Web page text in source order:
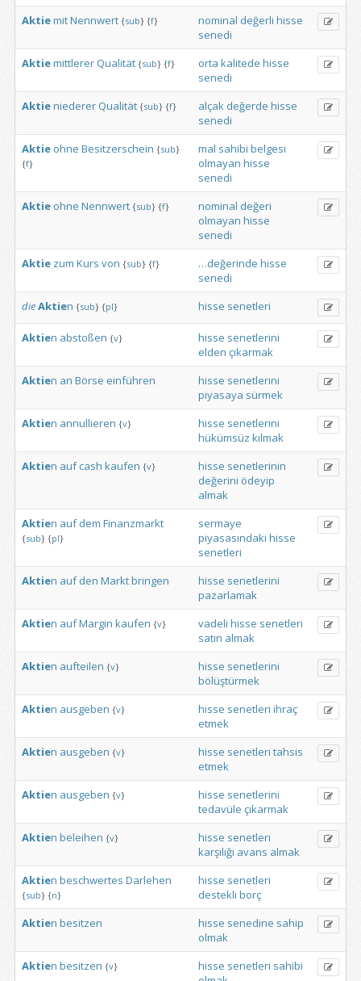
AktiemitNennwert {sub} {f} nominal değerli hisse
senedi
Aktiemittlerer Qualität {sub} {f} orta kalitede hisse
senedi
Aktieniederer Qualität {sub} {f} alçak değerde hisse
senedi
Aktie ohne Besitzerschein {sub}
{f}
mal sahibi belgesi
olmayan hisse
senedi
Aktie ohne Nennwert {sub} {f} nominal değeri
olmayan hisse
senedi
Aktie zum Kurs von {sub} {f} …değerinde hisse
senedi
dieAktien {sub} {pl} hisse senetleri
Aktien abstoßen {v} hisse senetlerini
elden çıkarmak
Aktien an Börse einführen hisse senetlerini
piyasaya sürmek
Aktien annullieren {v} hisse senetlerini
hükümsüz kılmak
Aktien auf cash kaufen {v} hisse senetlerinin
değerini ödeyip
almak
Aktien auf dem Finanzmarkt
{sub} {pl}
sermaye
piyasasındaki hisse
senetleri
Aktien auf den Marktbringen hisse senetlerini
pazarlamak
Aktien aufMargin kaufen {v} vadeli hisse senetleri
satın almak
Aktien aufteilen {v} hisse senetlerini
bölüştürmek
Aktien ausgeben {v} hisse senetleri ihraç
etmek
Aktien ausgeben {v} hisse senetleri tahsis
etmek
Aktien ausgeben {v} hisse senetlerini
tedavüle çıkarmak
Aktien beleihen {v} hisse senetleri
karşılığı avans almak
Aktien beschwertes Darlehen
{sub} {n}
hisse senetleri
destekli borç
Aktien besitzen hisse senedine sahip
olmak
Aktien besitzen {v} hisse senetleri sahibi